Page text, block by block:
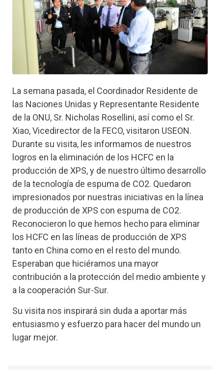
La semana pasada, el Coordinador Residente de
las Naciones Unidas y Representante Residente
de la ONU, Sr. Nicholas Rosellini, así como el Sr.
Xiao, Vicedirector de la FECO, visitaron USEON.
Durante su visita, les informamos de nuestros
logros en la eliminación de los HCFC en la
producción de XPS, y de nuestro último desarrollo
de la tecnología de espuma de CO2. Quedaron
impresionados por nuestras iniciativas en la línea
de producción de XPS con espuma de CO2.
Reconocieron lo que hemos hecho para eliminar
los HCFC en las líneas de producción de XPS
tanto en China como en el resto del mundo.
Esperaban que hiciéramos una mayor
contribución a la protección del medio ambiente y
a la cooperación Sur-Sur.
Su visita nos inspirará sin duda a aportar más
entusiasmo y esfuerzo para hacer del mundo un
lugar mejor.